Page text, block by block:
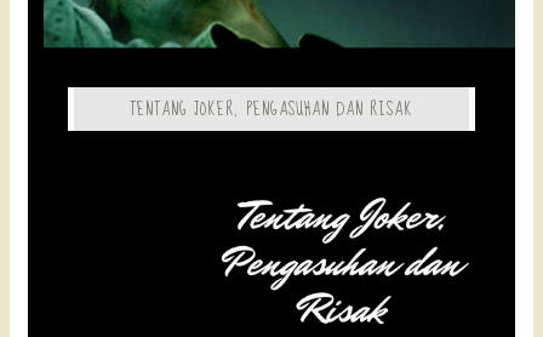
TENTANG JOKER, PENGASUHAN DAN RISAK